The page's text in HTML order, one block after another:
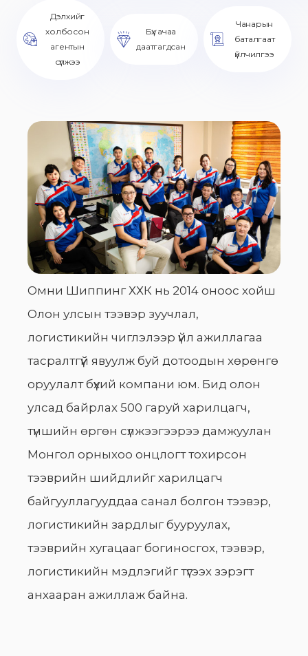
Дэлхийг
холбосон
агентын
сүлжээ
Бүх ачаа
даатгагдсан
Чанарын
баталгаат
үйлчилгээ
Омни Шиппинг ХХК нь 2014 оноос хойш
Олон улсын тээвэр зуучлал,
логистикийн чиглэлээр үйл ажиллагаа
тасралтгүй явуулж буй дотоодын хөрөнгө
оруулалт бүхий компани юм. Бид олон
улсад байрлах 500 гаруй харилцагч,
түншийн өргөн сүлжээгээрээ дамжуулан
Монгол орныхоо онцлогт тохирсон
тээврийн шийдлийг харилцагч
байгууллагууддаа санал болгон тээвэр,
логистикийн зардлыг бууруулах,
тээврийн хугацааг богиносгох, тээвэр,
логистикийн мэдлэгийг түгээх зэрэгт
анхааран ажиллаж байна.